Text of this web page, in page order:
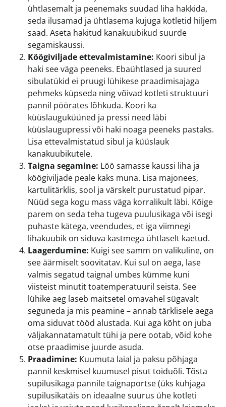
ühtlasemalt ja peenemaks suudad liha hakkida,
seda ilusamad ja ühtlasema kujuga kotletid hiljem
saad. Aseta hakitud kanakuubikud suurde
segamiskaussi.
Köögiviljade ettevalmistamine: Koori sibul ja
haki see väga peeneks. Ebaühtlased ja suured
sibulatükid ei pruugi lühikese praadimisajaga
pehmeks küpseda ning võivad kotleti struktuuri
pannil pöörates lõhkuda. Koori ka
küüslauguküüned ja pressi need läbi
küüslaugupressi või haki noaga peeneks pastaks.
Lisa ettevalmistatud sibul ja küüslauk
kanakuubikutele.
Taigna segamine: Löö samasse kaussi liha ja
köögiviljade peale kaks muna. Lisa majonees,
kartulitärklis, sool ja värskelt purustatud pipar.
Nüüd sega kogu mass väga korralikult läbi. Kõige
parem on seda teha tugeva puulusikaga või isegi
puhaste kätega, veendudes, et iga viimnegi
lihakuubik on siduva kastmega ühtlaselt kaetud.
Laagerdumine: Kuigi see samm on valikuline, on
see äärmiselt soovitatav. Kui sul on aega, lase
valmis segatud taignal umbes kümme kuni
viisteist minutit toatemperatuuril seista. See
lühike aeg laseb maitsetel omavahel sügavalt
seguneda ja mis peamine – annab tärklisele aega
oma siduvat tööd alustada. Kui aga kõht on juba
väljakannatamatult tühi ja pere ootab, võid kohe
otse praadimise juurde asuda.
Praadimine: Kuumuta laial ja paksu põhjaga
pannil keskmisel kuumusel pisut toiduõli. Tõsta
supilusikaga pannile taignaportse (üks kuhjaga
supilusikatäis on ideaalne suurus ühe kotleti